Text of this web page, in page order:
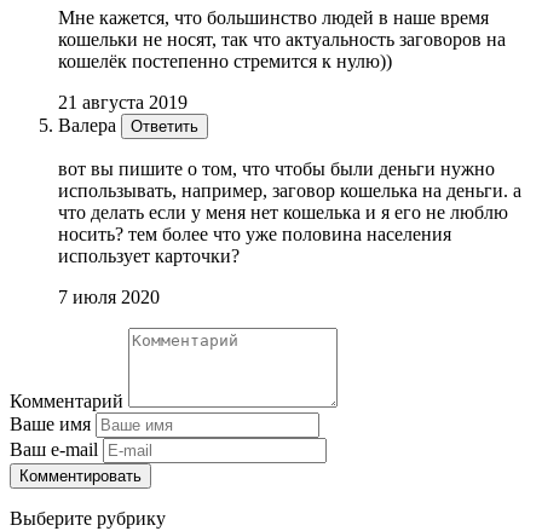
Мне кажется, что большинство людей в наше время
кошельки не носят, так что актуальность заговоров на
кошелёк постепенно стремится к нулю))
21 августа 2019
Валера
Ответить
вот вы пишите о том, что чтобы были деньги нужно
использывать, например, заговор кошелька на деньги. а
что делать если у меня нет кошелька и я его не люблю
носить? тем более что уже половина населения
использует карточки?
7 июля 2020
Комментарий
Ваше имя
Ваш e-mail
Комментировать
Выберите рубрику